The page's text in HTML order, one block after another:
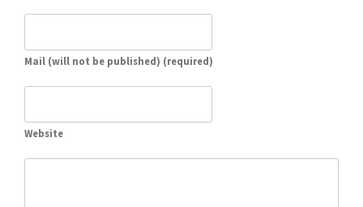
Mail (will not be published) (required)
Website